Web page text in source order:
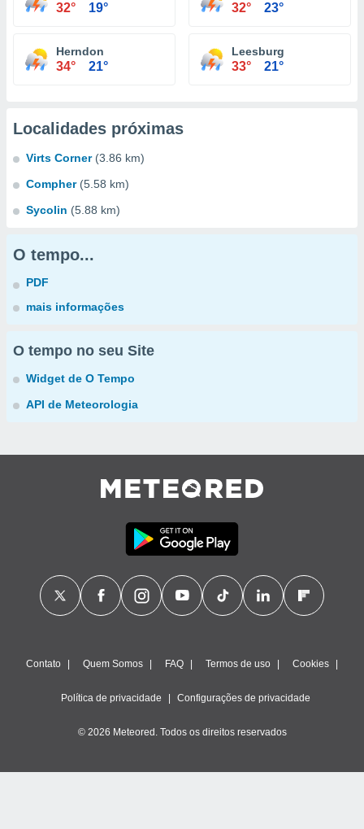
32° 19° 32° 23°
Herndon
34° 21°
Leesburg
33° 21°
Localidades próximas
Virts Corner (3.86 km)
Compher (5.58 km)
Sycolin (5.88 km)
O tempo...
PDF
mais informações
O tempo no seu Site
Widget de O Tempo
API de Meteorologia
Contato Quem Somos FAQ Termos de uso Cookies
Política de privacidade Configurações de privacidade
© 2026 Meteored. Todos os direitos reservados